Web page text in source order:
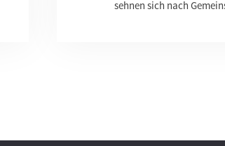
sehnen sich nach